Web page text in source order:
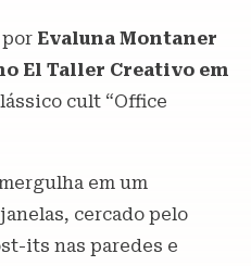
Evaluna Montaner
El Taller Creativo em
cult “Office
em um
cercado pelo
its nas paredes e